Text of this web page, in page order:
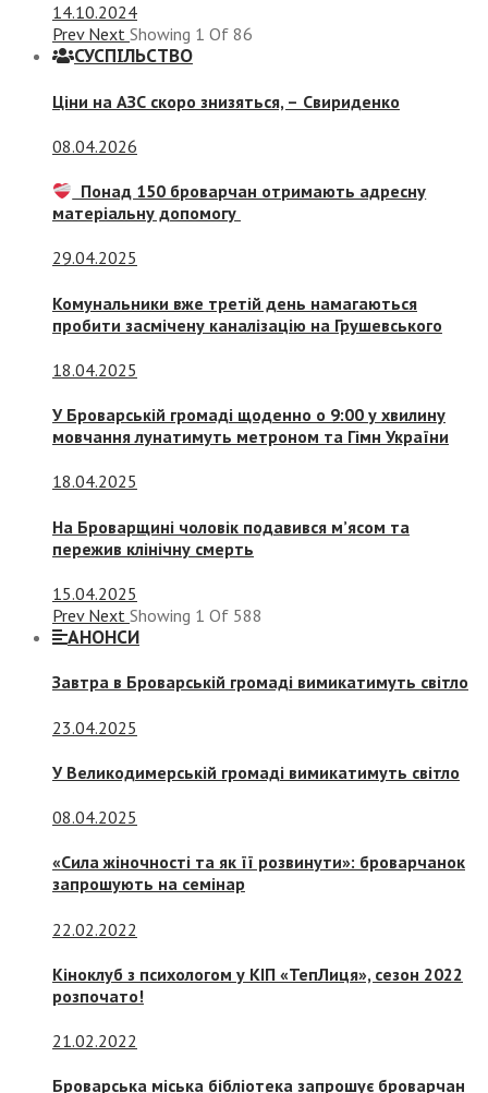
14.10.2024
Prev Next Showing 1 Of 86
СУСПIЛЬСТВО
Ціни на АЗС скоро знизяться, – Свириденко
08.04.2026
Понад 150 броварчан отримають адресну
матеріальну допомогу
29.04.2025
Комунальники вже третій день намагаються
пробити засмічену каналізацію на Грушевського
18.04.2025
У Броварській громаді щоденно о 9:00 у хвилину
мовчання лунатимуть метроном та Гімн України
18.04.2025
На Броварщині чоловік подавився м’ясом та
пережив клінічну смерть
15.04.2025
Prev Next Showing 1 Of 588
АНОНСИ
Завтра в Броварській громаді вимикатимуть світло
23.04.2025
У Великодимерській громаді вимикатимуть світло
08.04.2025
«Сила жіночності та як її розвинути»: броварчанок
запрошують на семінар
22.02.2022
Кіноклуб з психологом у КІП «ТепЛиця», сезон 2022
розпочато!
21.02.2022
Броварська міська бібліотека запрошує броварчан